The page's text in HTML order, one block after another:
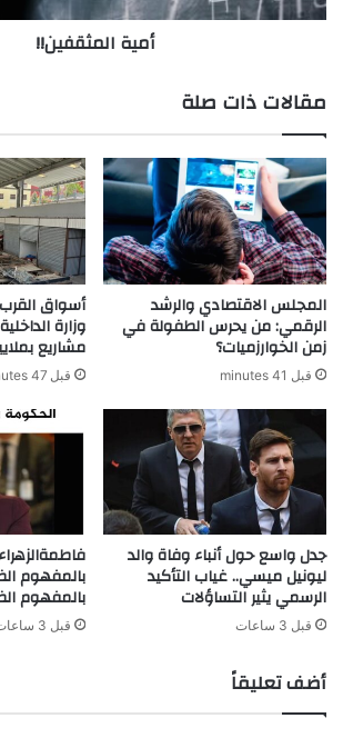
أمية المثقفين!!
مقالات ذات صلة
المجلس الاقتصادي والرشد
الرقمي: من يحرس الطفولة في
زمن الخوارزميات؟
قبل 41 minutes
أسواق
وزارة
مشاريع
قبل 47 minutes
جدل واسع حول أنباء وفاة والد
ليونيل ميسي.. غياب التأكيد
الرسمي يثير التساؤلات
قبل 3 ساعات
بالمفهوم
بالمفهوم
قبل 3 ساعات
أضف تعليقاً